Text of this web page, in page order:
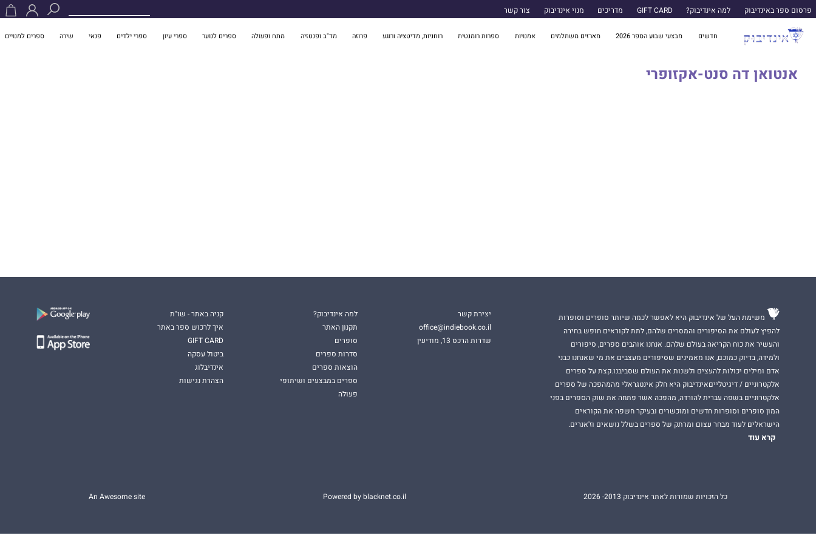
פרסום ספר באינדיבוק למה אינדיבוק? GIFT CARD מדריכים מנוי אינדיבוק צור קשר
חדשים מבצעי שבוע הספר 2026 מארזים משתלמים אמנויות ספרות רומנטית רוחניות, מדיטציה ורוגע פרוזה מד"ב ופנטזיה מתח ופעולה ספרים לנוער ספרי עיון ספרי ילדים פנאי שירה ספרים למנויים
אנטואן דה סנט-אקזופרי
משימת העל של אינדיבוק היא לאפשר לכמה שיותר סופרים וסופרות
להפיץ לעולם את הסיפורים והמסרים שלהם, לתת לקוראים חופש בחירה
והעשיר את כוח הקריאה בעולם שלהם. אנחנו אוהבים ספרים, סיפורים
ולמידה, בדיוק כמוכם, אנו מאמינים שסיפורים מעצבים את מי שאנחנו כבני
אדם ומילים יכולות להעצים ולשנות את העולם שסביבנו.קצת על ספרים
אלקטרוניים / דיגיטלייםאינדיבוק היא חלק אינטגראלי מהמהפכה של ספרים
אלקטרוניים בשפה עברית להורדה, מהפכה אשר פתחה את שוק הספרים בפני
המון סופרים וסופרות חדשים ומוכשרים ובעיקר חשפה את הקוראים
הישראלים לעוד מבחר עצום ומרתק של ספרים בשלל נושאים וז'אנרים.
קרא עוד
יצירת קשר
office@indiebook.co.il
שדרות הרכס 13, מודיעין
למה אינדיבוק?
תקנון האתר
סופרים
סדרות ספרים
הוצאות ספרים
ספרים במבצעים ושיתופי
פעולה
קניה באתר - שו"ת
איך לרכוש ספר באתר
GIFT CARD
ביטול עסקה
אינדיבלוג
הצהרת נגישות
כל הזכויות שמורות לאתר אינדיבוק 2013- 2026 Powered by blacknet.co.il
An Awesome site